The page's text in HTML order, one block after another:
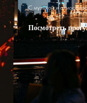
С музыкой и
Посмотреть